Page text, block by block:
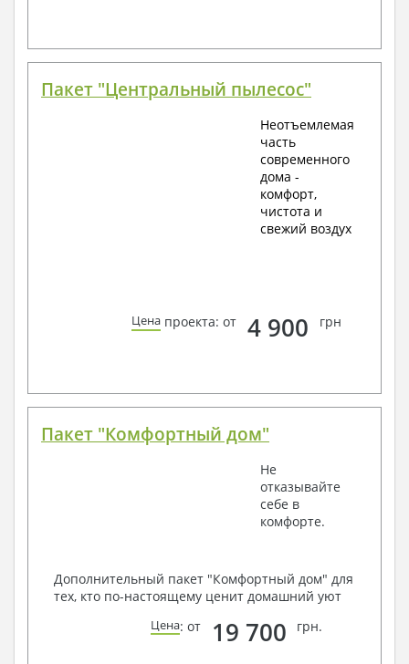
Пакет "Центральный пылесос"
Неотъемлемая
часть
современного
дома -
комфорт,
чистота и
свежий воздух
Цена проекта: от 4 900 грн
Пакет "Комфортный дом"
Не
отказывайте
себе в
комфорте.
Дополнительный пакет "Комфортный дом" для
тех, кто по-настоящему ценит домашний уют
Цена: от 19 700 грн.